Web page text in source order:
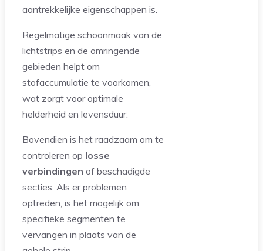
aantrekkelijke eigenschappen is.
Regelmatige schoonmaak van de
lichtstrips en de omringende
gebieden helpt om
stofaccumulatie te voorkomen,
wat zorgt voor optimale
helderheid en levensduur.
Bovendien is het raadzaam om te
controleren op losse
verbindingen of beschadigde
secties. Als er problemen
optreden, is het mogelijk om
specifieke segmenten te
vervangen in plaats van de